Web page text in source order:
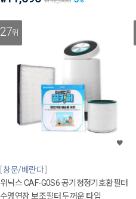
27위
창문/베란다
위닉스 CAF-G0S6 공기청정기호환필터
수명연장 보조필터 두꺼운 타입